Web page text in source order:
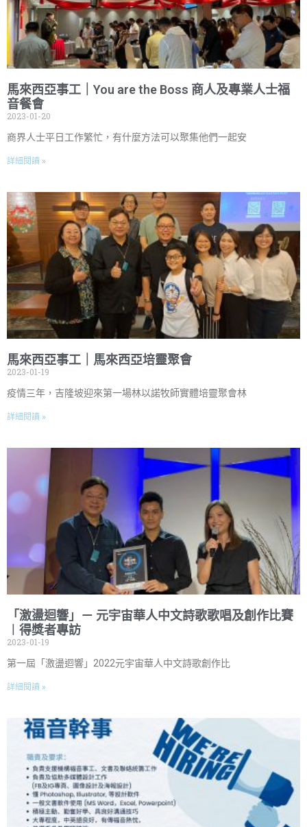
馬來西亞事工｜You are the Boss 商人及專業人士福
音餐會
2023-01-20
商界人士平日工作繁忙，有什麼方法可以聚集他們一起安
詳細閱讀 »
馬來西亞事工｜馬來西亞培靈聚會
2023-01-19
疫情三年，吉隆坡迎來第一場林以諾牧師實體培靈聚會林
詳細閱讀 »
「激盪迴響」－ 元宇宙華人中文詩歌歌唱及創作比賽
︱得獎者專訪
2023-01-19
第一屆「激盪迴響」2022元宇宙華人中文詩歌創作比
詳細閱讀 »